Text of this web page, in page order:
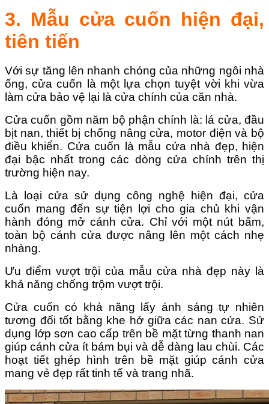
3. Mẫu cửa cuốn hiện đại,
tiên tiến
Với sự tăng lên nhanh chóng của những ngôi nhà
ống, cửa cuốn là một lựa chọn tuyệt vời khi vừa
làm cửa bảo vệ lại là cửa chính của căn nhà.
Cửa cuốn gồm năm bộ phận chính là: lá cửa, đầu
bịt nan, thiết bị chống nâng cửa, motor điện và bộ
điều khiển. Cửa cuốn là mẫu cửa nhà đẹp, hiện
đại bậc nhất trong các dòng cửa chính trên thị
trường hiện nay.
Là loại cửa sử dụng công nghệ hiện đại, cửa
cuốn mang đến sự tiện lợi cho gia chủ khi vận
hành đóng mở cánh cửa. Chỉ với một nút bấm,
toàn bộ cánh cửa được nâng lên một cách nhẹ
nhàng.
Ưu điểm vượt trội của mẫu cửa nhà đẹp này là
khả năng chống trộm vượt trội.
Cửa cuốn có khả năng lấy ánh sáng tự nhiên
tương đối tốt bằng khe hở giữa các nan cửa. Sử
dụng lớp sơn cao cấp trên bề mặt từng thanh nan
giúp cánh cửa ít bám bụi và dễ dàng lau chùi. Các
hoạt tiết ghép hình trên bề mặt giúp cánh cửa
mang vẻ đẹp rất tinh tế và trang nhã.